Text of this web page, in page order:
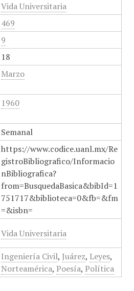
Vida Universitaria
469
9
18
Marzo
1960
Semanal
https://www.codice.uanl.mx/Re
gistroBibliografico/Informacio
nBibliografica?
from=BusquedaBasica&bibId=1
751717&biblioteca=0&fb=&fm
=&isbn=
Vida Universitaria
Ingeniería Civil, Juárez, Leyes,
Norteamérica, Poesía, Política